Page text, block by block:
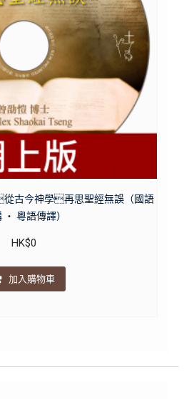
從古今神學再思聖經無誤（國語
・ 粵語傳譯）
HK$0
加入購物車